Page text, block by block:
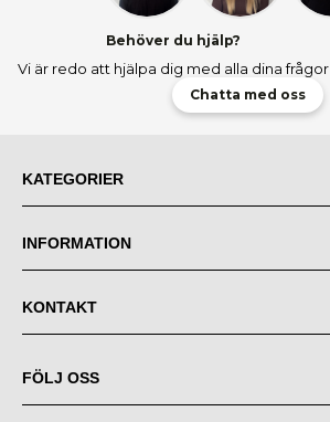
Behöver du hjälp?
Vi är redo att hjälpa dig med alla dina frågor
Chatta med oss
KATEGORIER
INFORMATION
KONTAKT
FÖLJ OSS